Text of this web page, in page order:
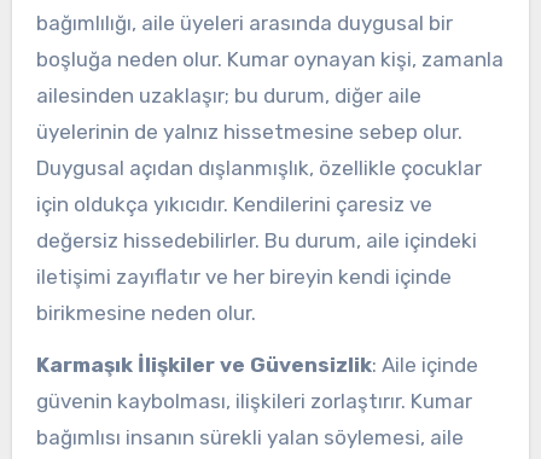
bağımlılığı, aile üyeleri arasında duygusal bir
boşluğa neden olur. Kumar oynayan kişi, zamanla
ailesinden uzaklaşır; bu durum, diğer aile
üyelerinin de yalnız hissetmesine sebep olur.
Duygusal açıdan dışlanmışlık, özellikle çocuklar
için oldukça yıkıcıdır. Kendilerini çaresiz ve
değersiz hissedebilirler. Bu durum, aile içindeki
iletişimi zayıflatır ve her bireyin kendi içinde
birikmesine neden olur.
Karmaşık İlişkiler ve Güvensizlik: Aile içinde
güvenin kaybolması, ilişkileri zorlaştırır. Kumar
bağımlısı insanın sürekli yalan söylemesi, aile